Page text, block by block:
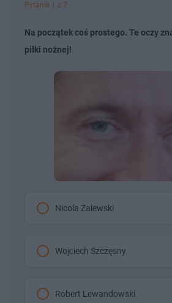
Pytanie 1 z 7
Na początek coś prostego. Te oczy
piłki nożnej!
Nicola Zalewski
Wojciech Szczęsny
Robert Lewandowski